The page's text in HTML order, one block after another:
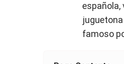
española,
famoso